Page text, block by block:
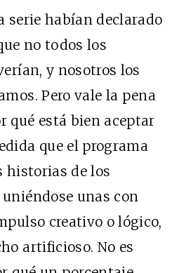
serie habían declarado
no todos los
y nosotros los
Pero vale la pena
qué está bien aceptar
que el programa
historias de los
unas con
creativo o lógico,
artificioso. No es